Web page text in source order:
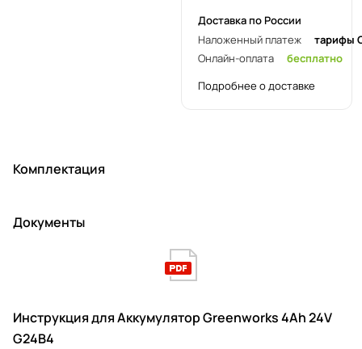
Доставка по России
Наложенный платеж
тарифы
Онлайн-оплата
бесплатно
Подробнее о доставке
Комплектация
Документы
Инструкция для Аккумулятор Greenworks 4Ah 24V
G24B4